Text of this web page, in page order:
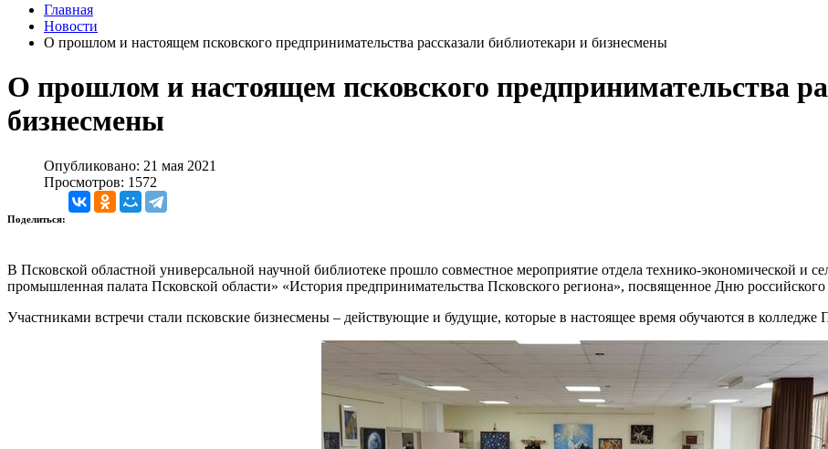
Главная
Новости
О прошлом и настоящем псковского предпринимательства рассказали библиотекари и бизнесмены
О прошлом и настоящем псковского предпринимательства
бизнесмены
Опубликовано: 21 мая 2021
Просмотров: 1572
Поделиться:
В Псковской областной универсальной научной библиотеке прошло совместное мероприятие отдела технико-экономической и
промышленная палата Псковской области» «История предпринимательства Псковского региона», посвященное Дню российского
Участниками встречи стали псковские бизнесмены – действующие и будущие, которые в настоящее время обучаются в колледже